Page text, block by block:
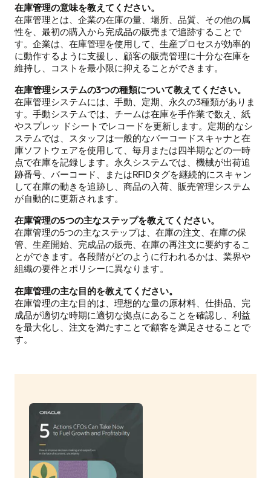
在庫管理の意味を教えてください。
在庫管理とは、企業の在庫の量、場所、品質、その他の属
性を、最初の購入から完成品の販売まで追跡することで
す。企業は、在庫管理を使用して、生産プロセスが効率的
に動作するように支援し、顧客の販売管理に十分な在庫を
維持し、コストを最小限に抑えることができます。
在庫管理システムの3つの種類について教えてください。
在庫管理システムには、手動、定期、永久の3種類がありま
す。手動システムでは、チームは在庫を手作業で数え、紙
やスプレッ ドシートでレコードを更新します。定期的なシ
ステムでは、スタッフは一般的なバーコードスキャナと在
庫ソフトウェアを使用して、毎月または四半期などの一時
点で在庫を記録します。永久システムでは、機械が出荷追
跡番号、バーコード、またはRFIDタグを継続的にスキャン
して在庫の動きを追跡し、商品の入荷、販売管理システム
が自動的に更新されます。
在庫管理の5つの主なステップを教えてください。
在庫管理の5つの主なステップは、在庫の注文、在庫の保
管、生産開始、完成品の販売、在庫の再注文に要約するこ
とができます。各段階がどのように行われるかは、業界や
組織の要件とポリシーに異なります。
在庫管理の主な目的を教えてください。
在庫管理の主な目的は、理想的な量の原材料、仕掛品、完
成品が適切な時期に適切な拠点にあることを確認し、利益
を最大化し、注文を満たすことで顧客を満足させることで
す。